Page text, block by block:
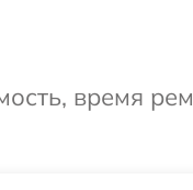
время